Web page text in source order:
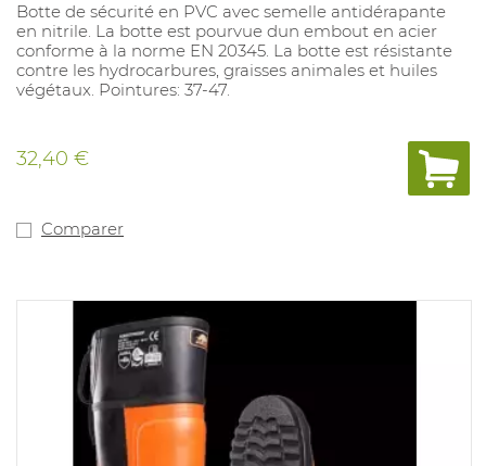
Botte de sécurité en PVC avec semelle antidérapante
en nitrile. La botte est pourvue dun embout en acier
conforme à la norme EN 20345. La botte est résistante
contre les hydrocarbures, graisses animales et huiles
végétaux. Pointures: 37-47.
32,40 €
Comparer